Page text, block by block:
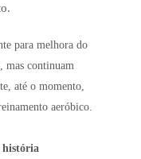
para melhora do
mas continuam
até o momento,
aeróbico.
história